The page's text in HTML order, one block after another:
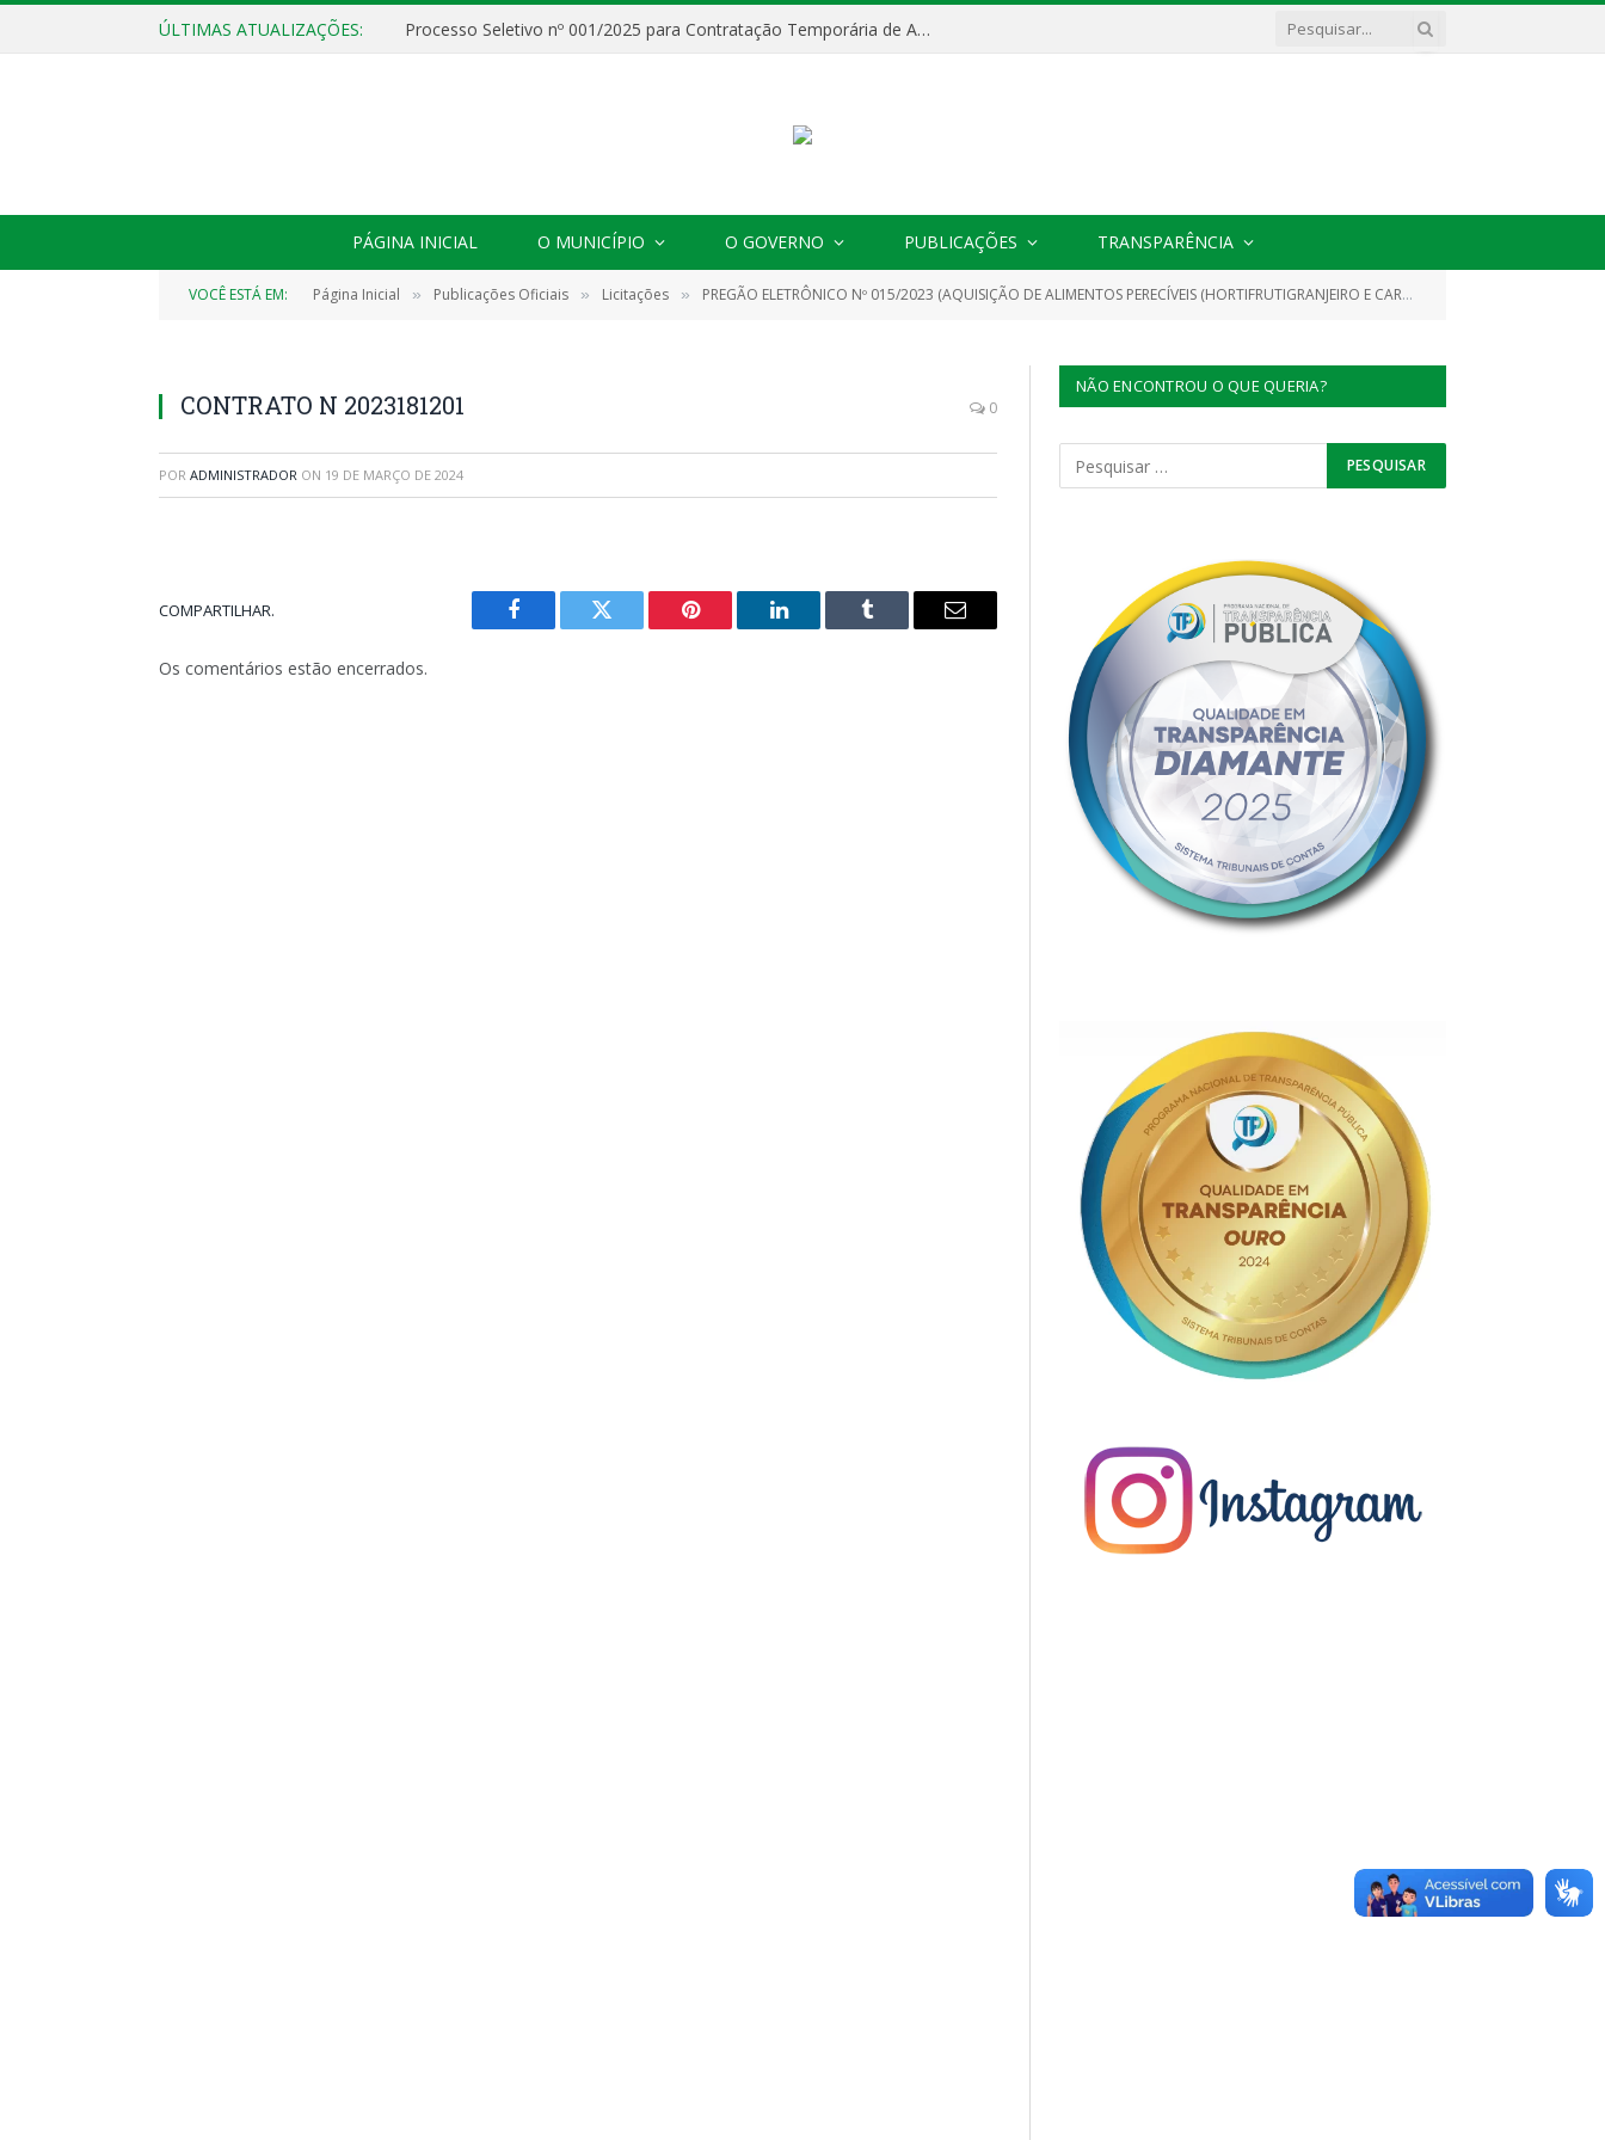
ÚLTIMAS ATUALIZAÇÕES: Processo Seletivo nº 001/2025 para Contratação Temporária de Agentes Comunitários de Saúde (ACS)
PÁGINA INICIAL O MUNICÍPIO O GOVERNO PUBLICAÇÕES TRANSPARÊNCIA
VOCÊ ESTÁ EM: Página Inicial » Publicações Oficiais » Licitações » PREGÃO ELETRÔNICO Nº 015/2023 (AQUISIÇÃO DE ALIMENTOS PERECÍVEIS (HORTIFRUTIGRANJEIRO E CARNES), A FIM DE ATENDER AS NECESSIDADES DA PREFEITURA MUNICIPAL DE CACHOEIRA DO PIRIÁ/PA)
CONTRATO N 2023181201 0
POR ADMINISTRADOR ON 19 DE MARÇO DE 2024
COMPARTILHAR.
Facebook Twitter Pinterest LinkedIn Tumblr
E-
Os comentários estão encerrados.
NÃO ENCONTROU O QUE QUERIA?